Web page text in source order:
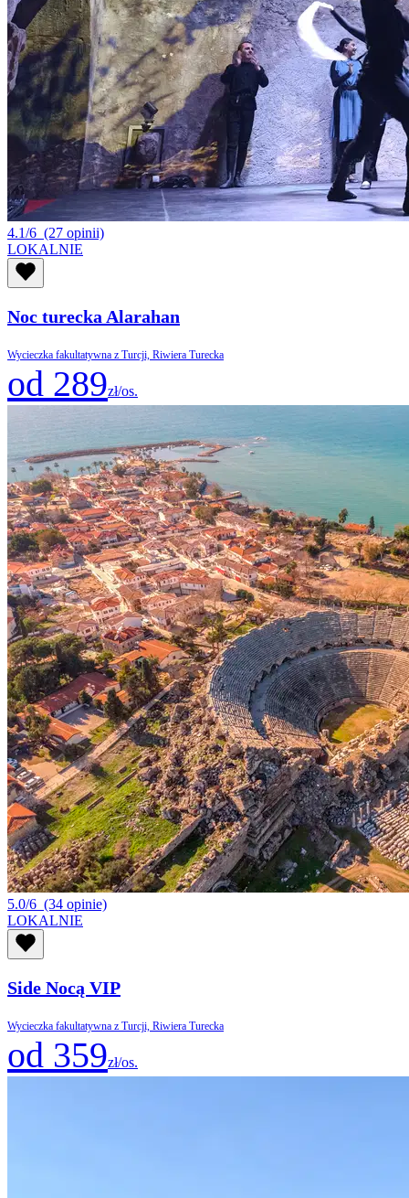
4.1/6 (27 opinii)
LOKALNIE
Noc turecka Alarahan
Wycieczka fakultatywna z Turcji, Riwiera Turecka
od 289zł/os.
5.0/6 (34 opinie)
LOKALNIE
Side Nocą VIP
Wycieczka fakultatywna z Turcji, Riwiera Turecka
od 359zł/os.